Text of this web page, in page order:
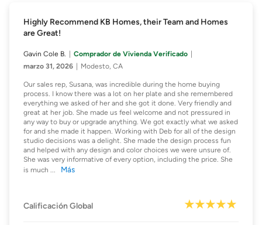
Highly Recommend KB Homes, their Team and Homes
are Great!
Gavin Cole B.
Comprador de Vivienda Verificado
marzo 31, 2026
Modesto, CA
Our sales rep, Susana, was incredible during the home buying
process. I know there was a lot on her plate and she remembered
everything we asked of her and she got it done. Very friendly and
great at her job. She made us feel welcome and not pressured in
any way to buy or upgrade anything. We got exactly what we asked
for and she made it happen. Working with Deb for all of the design
studio decisions was a delight. She made the design process fun
and helped with any design and color choices we were unsure of.
She was very informative of every option, including the price. She
is much ... Más
Calificación Global